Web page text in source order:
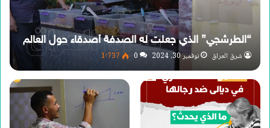
“الطرشجي” الذي جعلت له الصدفة أصدقاء حول العالم
شرق العراق نوفمبر 30, 2024 0 1٬737